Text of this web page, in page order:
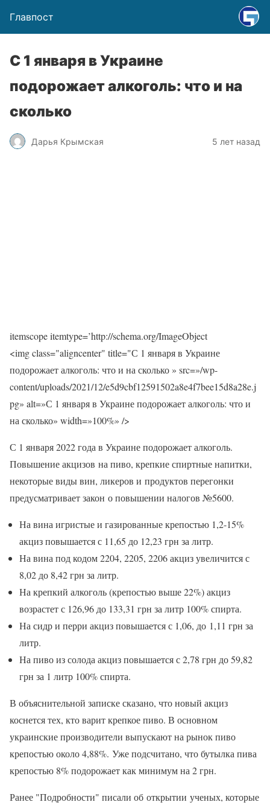
Главпост
С 1 января в Украине
подорожает алкоголь: что и на
сколько
Дарья Крымская 5 лет назад
itemscope itemtype=’http://schema.org/ImageObject
<img class="aligncenter" title="С 1 января в Украине
подорожает алкоголь: что и на сколько » src=»/wp-
content/uploads/2021/12/e5d9cbf12591502a8e4f7bee15d8a28e.j
pg» alt=»С 1 января в Украине подорожает алкоголь: что и
на сколько» width=»100%» />
С 1 января 2022 года в Украине подорожает алкоголь.
Повышение акцизов на пиво, крепкие спиртные напитки,
некоторые виды вин, ликеров и продуктов перегонки
предусматривает закон о повышении налогов №5600.
На вина игристые и газированные крепостью 1,2-15%
акциз повышается с 11,65 до 12,23 грн за литр.
На вина под кодом 2204, 2205, 2206 акциз увеличится с
8,02 до 8,42 грн за литр.
На крепкий алкоголь (крепостью выше 22%) акциз
возрастет с 126,96 до 133,31 грн за литр 100% спирта.
На сидр и перри акциз повышается с 1,06, до 1,11 грн за
литр.
На пиво из солода акциз повышается с 2,78 грн до 59,82
грн за 1 литр 100% спирта.
В объяснительной записке сказано, что новый акциз
коснется тех, кто варит крепкое пиво. В основном
украинские производители выпускают на рынок пиво
крепостью около 4,88%. Уже подсчитано, что бутылка пива
крепостью 8% подорожает как минимум на 2 грн.
Ранее "Подробности" писали об открытии ученых, которые